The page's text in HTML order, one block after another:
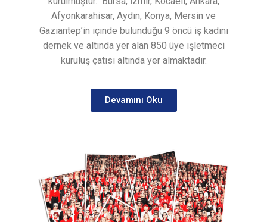
Afyonkarahisar, Aydın, Konya, Mersin ve
Gaziantep’in içinde bulunduğu 9 öncü iş kadını
dernek ve altında yer alan 850 üye işletmeci
kuruluş çatısı altında yer almaktadır.
Devamını Oku